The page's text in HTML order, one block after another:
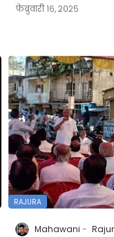
फेब्रुवारी १६, २०२५
RAJURA
Mahawani